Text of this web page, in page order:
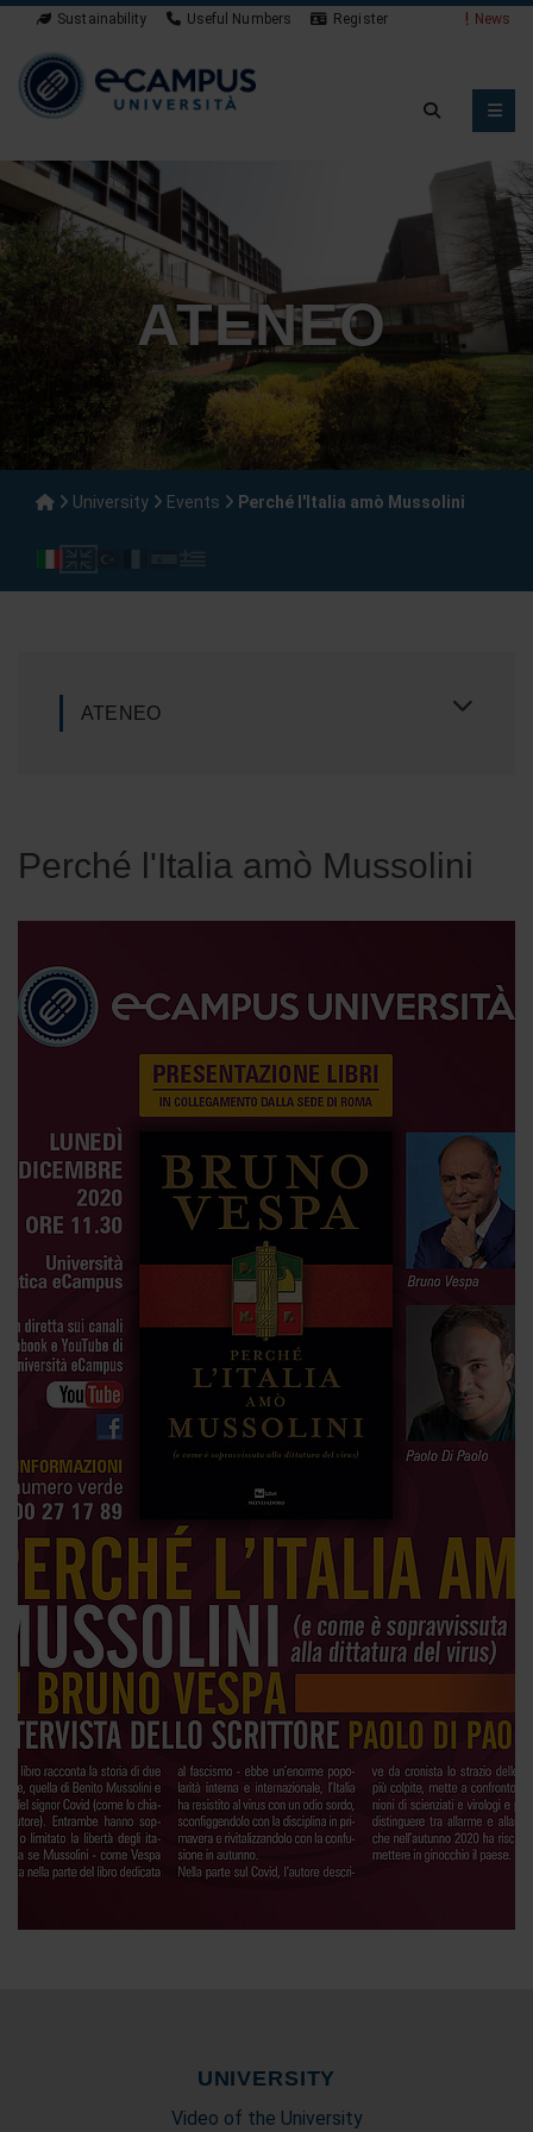
Sustainability Useful Numbers Register News
ATENEO
University Events Perché l'Italia amò Mussolini
ATENEO
Perché l'Italia amò Mussolini
UNIVERSITY
Video of the University